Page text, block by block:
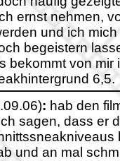
ernst nehmen,
und ich
begeistern
bekommt von
6,5.
: hab den
sagen, dass er
und an mal